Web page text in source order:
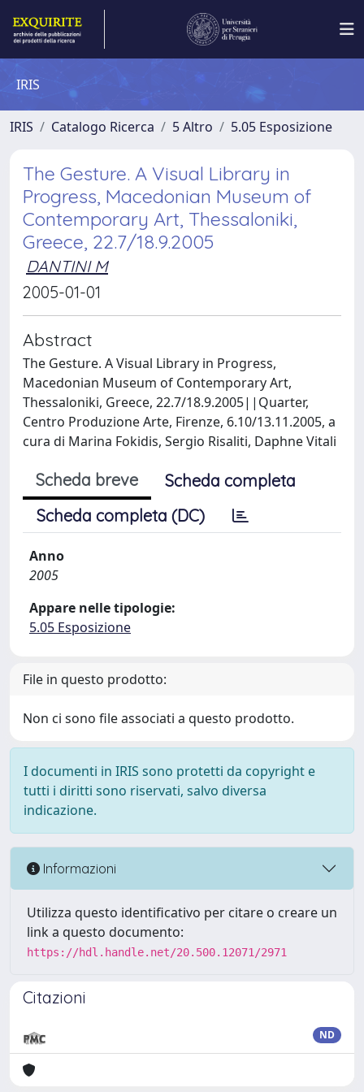
IRIS
IRIS Catalogo Ricerca 5 Altro 5.05 Esposizione
The Gesture. A Visual Library in
Progress, Macedonian Museum of
Contemporary Art, Thessaloniki,
Greece, 22.7/18.9.2005
DANTINI M
2005-01-01
Abstract
The Gesture. A Visual Library in Progress,
Macedonian Museum of Contemporary Art,
Thessaloniki, Greece, 22.7/18.9.2005||Quarter,
Centro Produzione Arte, Firenze, 6.10/13.11.2005, a
cura di Marina Fokidis, Sergio Risaliti, Daphne Vitali
Scheda breve
Scheda completa
Scheda completa (DC)
Anno
2005
Appare nelle tipologie:
5.05 Esposizione
File in questo prodotto:
Non ci sono file associati a questo prodotto.
I documenti in IRIS sono protetti da copyright e
tutti i diritti sono riservati, salvo diversa
indicazione.
Informazioni
Utilizza questo identificativo per citare o creare un
link a questo documento:
https://hdl.handle.net/20.500.12071/2971
Citazioni
ND